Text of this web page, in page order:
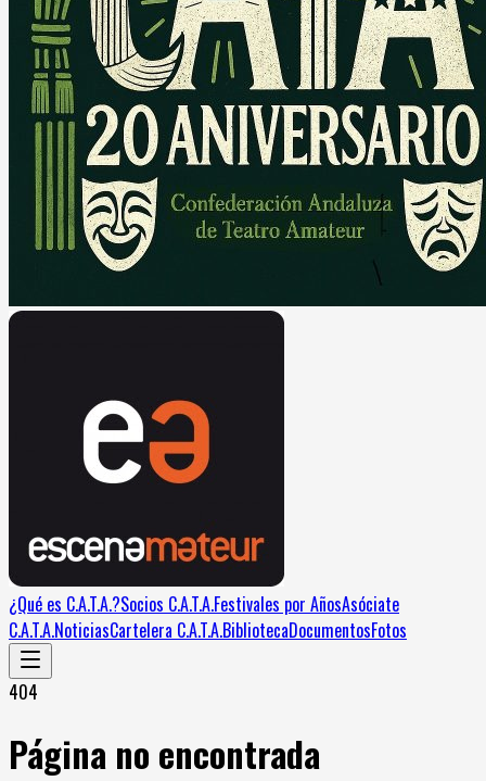
¿Qué es C.A.T.A.?Socios C.A.T.A.Festivales por AñosAsóciate
C.A.T.A.NoticiasCartelera C.A.T.A.BibliotecaDocumentosFotos
404
Página no encontrada